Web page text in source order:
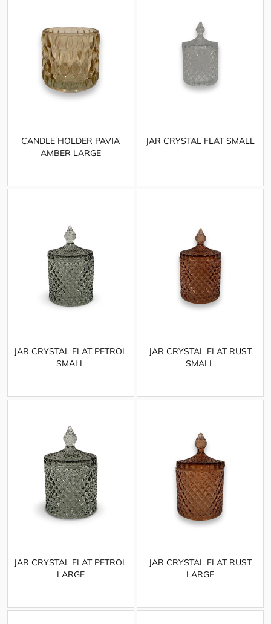
CANDLE HOLDER PAVIA
AMBER LARGE
JAR CRYSTAL FLAT SMALL
JAR CRYSTAL FLAT PETROL
SMALL
JAR CRYSTAL FLAT RUST
SMALL
JAR CRYSTAL FLAT PETROL
LARGE
JAR CRYSTAL FLAT RUST
LARGE